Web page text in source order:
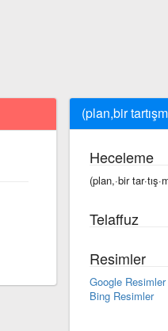
(plan,bir
Heceleme
(plan,·bir
Telaffuz
Resimler
Google Resimler
Bing Resimler